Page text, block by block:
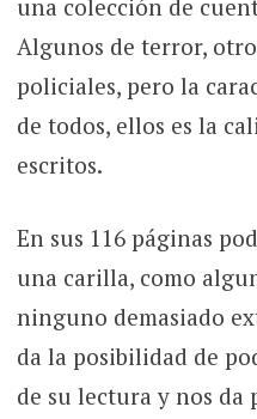
una colección de
Algunos de terror,
policiales, pero la
de todos, ellos es la
escritos.
En sus 116 páginas
una carilla, como
ninguno demasiado
da la posibilidad de
de su lectura y nos